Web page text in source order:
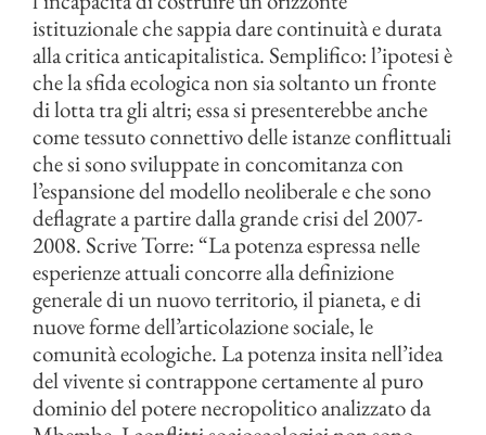
istituzionale che sappia dare continuità e durata
alla critica anticapitalistica. Semplifico: l’ipotesi è
che la sfida ecologica non sia soltanto un fronte
di lotta tra gli altri; essa si presenterebbe anche
come tessuto connettivo delle istanze conflittuali
che si sono sviluppate in concomitanza con
l’espansione del modello neoliberale e che sono
deflagrate a partire dalla grande crisi del 2007-
2008. Scrive Torre: “La potenza espressa nelle
esperienze attuali concorre alla definizione
generale di un nuovo territorio, il pianeta, e di
nuove forme dell’articolazione sociale, le
comunità ecologiche. La potenza insita nell’idea
del vivente si contrappone certamente al puro
dominio del potere necropolitico analizzato da